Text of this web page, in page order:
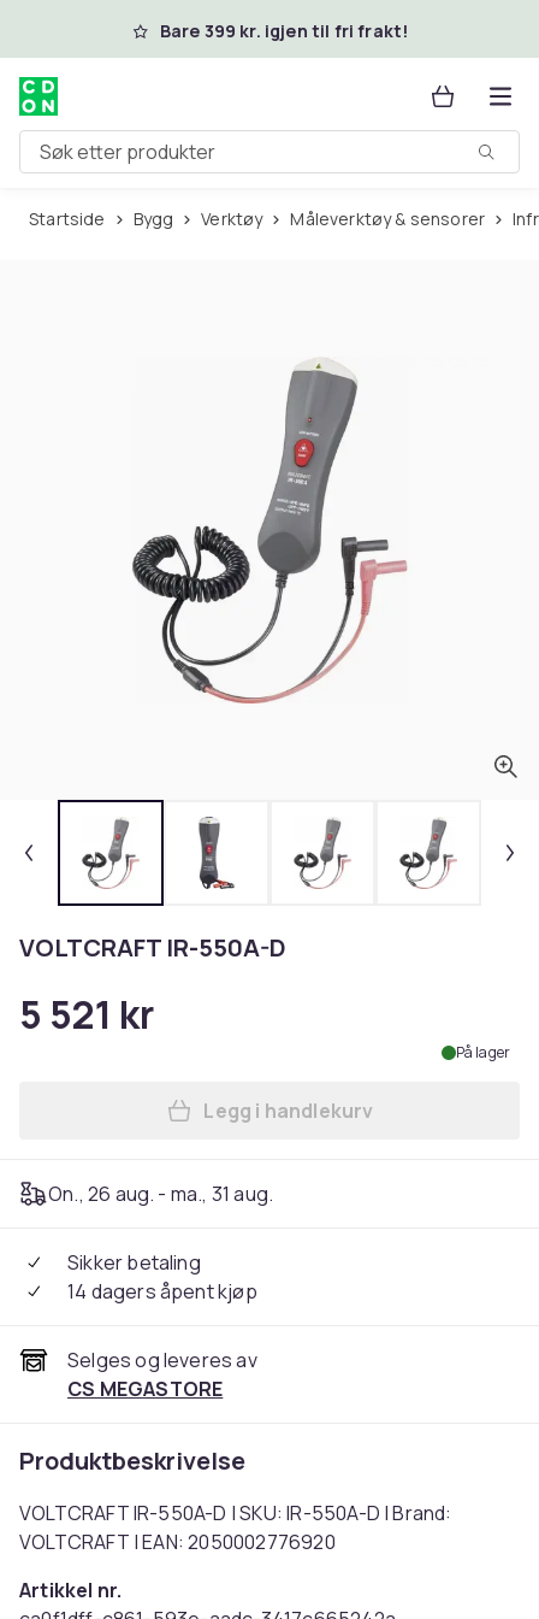
Hopp til hovedinnholdBare 399 kr. igjen til fri frakt!
Søk etter produkter
Startside Bygg Verktøy Måleverktøy & sensorer
VOLTCRAFT IR-550A-D
5 521 kr
På lager
Legg VOLTCRAFT IR-550A-
Legg i handlekurv
On., 26 aug. - ma., 31 aug.
Sikker betaling
14 dagers åpent kjøp
Selges og leveres av
CS MEGASTORE
Produktbeskrivelse
VOLTCRAFT IR-550A-D | SKU: IR-550A-D | Brand:
VOLTCRAFT | EAN: 2050002776920
Artikkel nr.